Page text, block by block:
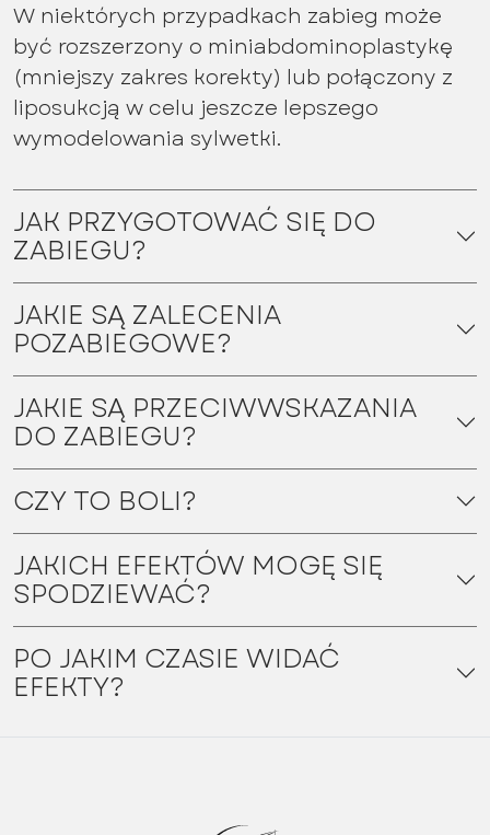
W niektórych przypadkach zabieg może
być rozszerzony o miniabdominoplastykę
(mniejszy zakres korekty) lub połączony z
liposukcją w celu jeszcze lepszego
wymodelowania sylwetki.
JAK PRZYGOTOWAĆ SIĘ DO
ZABIEGU?
JAKIE SĄ ZALECENIA
POZABIEGOWE?
JAKIE SĄ PRZECIWWSKAZANIA
DO ZABIEGU?
CZY TO BOLI?
JAKICH EFEKTÓW MOGĘ SIĘ
SPODZIEWAĆ?
PO JAKIM CZASIE WIDAĆ
EFEKTY?